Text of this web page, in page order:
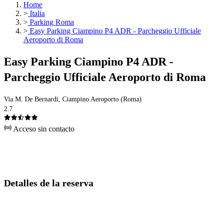
Home
> Italia
> Parking Roma
> Easy Parking Ciampino P4 ADR - Parcheggio Ufficiale
Aeroporto di Roma
Easy Parking Ciampino P4 ADR -
Parcheggio Ufficiale Aeroporto di Roma
Via M. De Bernardi, Ciampino Aeroporto (Roma)
2.7
Acceso sin contacto
Detalles de la reserva